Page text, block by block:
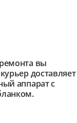
вы
доставляет
аппарат с